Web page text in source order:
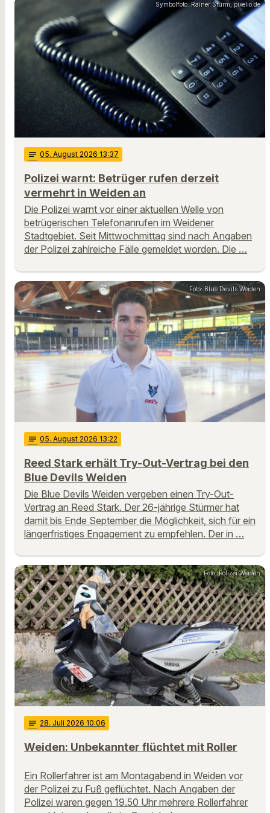
Symbolfoto: Rainer Sturm, pixelio.de
notes 05. August 2026 13:37
Polizei warnt: Betrüger rufen derzeit
vermehrt in Weiden an
Die Polizei warnt vor einer aktuellen Welle von
betrügerischen Telefonanrufen im Weidener
Stadtgebiet. Seit Mittwochmittag sind nach Angaben
der Polizei zahlreiche Fälle gemeldet worden. Die …
Foto: Blue Devils Weiden
notes 05. August 2026 13:22
Reed Stark erhält Try-Out-Vertrag bei den
Blue Devils Weiden
Die Blue Devils Weiden vergeben einen Try-Out-
Vertrag an Reed Stark. Der 26-jährige Stürmer hat
damit bis Ende September die Möglichkeit, sich für ein
längerfristiges Engagement zu empfehlen. Der in …
Foto: Polizei Weiden
notes 28. Juli 2026 10:06
Weiden: Unbekannter flüchtet mit Roller
Ein Rollerfahrer ist am Montagabend in Weiden vor
der Polizei zu Fuß geflüchtet. Nach Angaben der
Polizei waren gegen 19.50 Uhr mehrere Rollerfahrer